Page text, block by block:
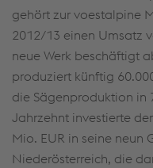
gehört zur voestalpine
2012/13 einen Umsatz
neue Werk beschäftigt
produziert künftig
die Sägenproduktion in
Jahrzehnt investierte
Mio. EUR in seine neun
Niederösterreich, die